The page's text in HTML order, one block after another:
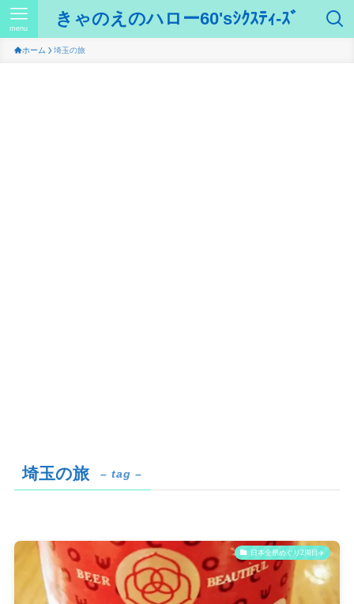
きゃのえのハロー60'sｼｸｽﾃｨ-ｽﾞ
menu
ホーム 埼玉の旅
埼玉の旅 – tag –
日本全県めぐり2周目✈️